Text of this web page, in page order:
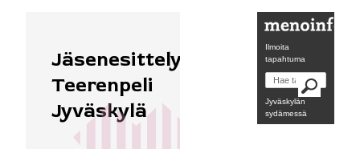
Jäsenesittely:
Teerenpeli
Jyväskylä
Ydinkeskusta
Ilmoita
tapahtuma
Jyväskylän
sydämessä